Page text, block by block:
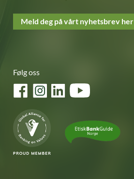
Meld deg på vårt nyhetsbrev her
Følg oss
FacebookInstagramLinkedInYouTube